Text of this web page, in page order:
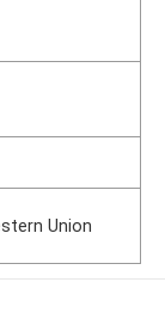
Union